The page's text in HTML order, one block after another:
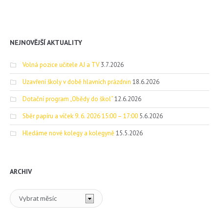
NEJNOVĚJŠÍ AKTUALITY
Volná pozice učitele AJ a TV 3.7.2026
Uzavření školy v době hlavních prázdnin 18.6.2026
Dotační program „Obědy do škol“12.6.2026
Sběr papíru a víček 9. 6. 2026 15:00 – 17:00 5.6.2026
Hledáme nové kolegy a kolegyně 15.5.2026
ARCHIV
Archiv